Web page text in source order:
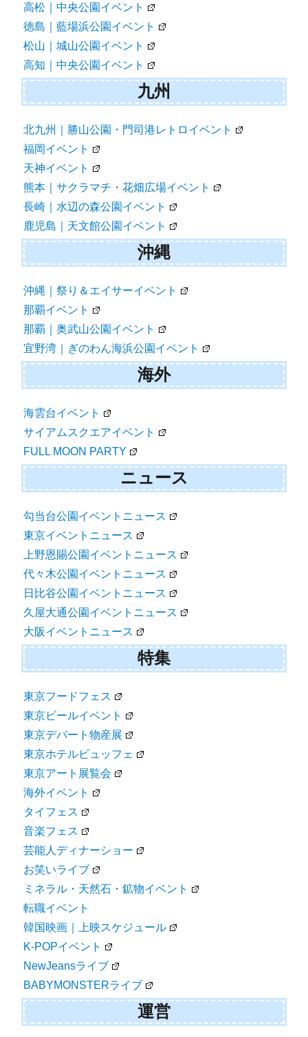
高松｜中央公園イベント
徳島｜藍場浜公園イベント
松山｜城山公園イベント
高知｜中央公園イベント
九州
北九州｜勝山公園・門司港レトロイベント
福岡イベント
天神イベント
熊本｜サクラマチ・花畑広場イベント
長崎｜水辺の森公園イベント
鹿児島｜天文館公園イベント
沖縄
沖縄｜祭り＆エイサーイベント
那覇イベント
那覇｜奥武山公園イベント
宜野湾｜ぎのわん海浜公園イベント
海外
海雲台イベント
サイアムスクエアイベント
FULL MOON PARTY
ニュース
勾当台公園イベントニュース
東京イベントニュース
上野恩賜公園イベントニュース
代々木公園イベントニュース
日比谷公園イベントニュース
久屋大通公園イベントニュース
大阪イベントニュース
特集
東京フードフェス
東京ビールイベント
東京デパート物産展
東京ホテルビュッフェ
東京アート展覧会
海外イベント
タイフェス
音楽フェス
芸能人ディナーショー
お笑いライブ
ミネラル・天然石・鉱物イベント
転職イベント
韓国映画｜上映スケジュール
K-POPイベント
NewJeansライブ
BABYMONSTERライブ
運営